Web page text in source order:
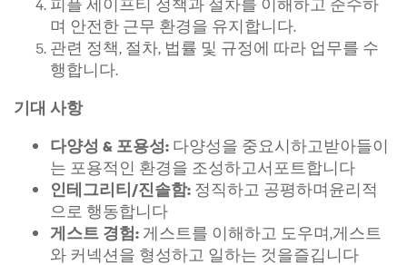
며 안전한 근무 환경을 유지합니다.
관련 정책, 절차, 법률 및 규정에 따라 업무를 수
행합니다.
기대 사항
다양성 & 포용성: 다양성을 중요시하고받아들이
는 포용적인 환경을 조성하고서포트합니다
인테그리티/진솔함: 정직하고 공평하며윤리적
으로 행동합니다
게스트 경험: 게스트를 이해하고 도우며,게스트
와 커넥션을 형성하고 일하는 것을즐깁니다